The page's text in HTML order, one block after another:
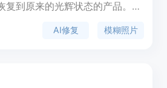
复到原来的光辉状态的产品。无
足您的需求。我们的产品受到全
AI修复 模糊照片